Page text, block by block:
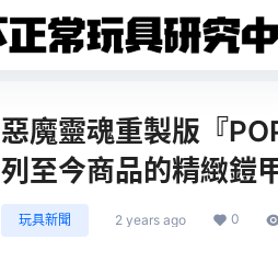
惡魔靈魂重製版『
列至今商品的精緻鎧
玩具新聞 2 years ago 0